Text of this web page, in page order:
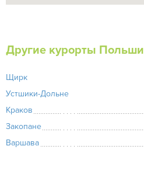
Другие курорты Польши
Щирк
Устшики-Дольне
Краков
Закопане
Варшава